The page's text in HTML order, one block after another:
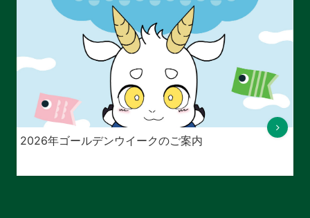
2026年ゴールデンウイークのご案内